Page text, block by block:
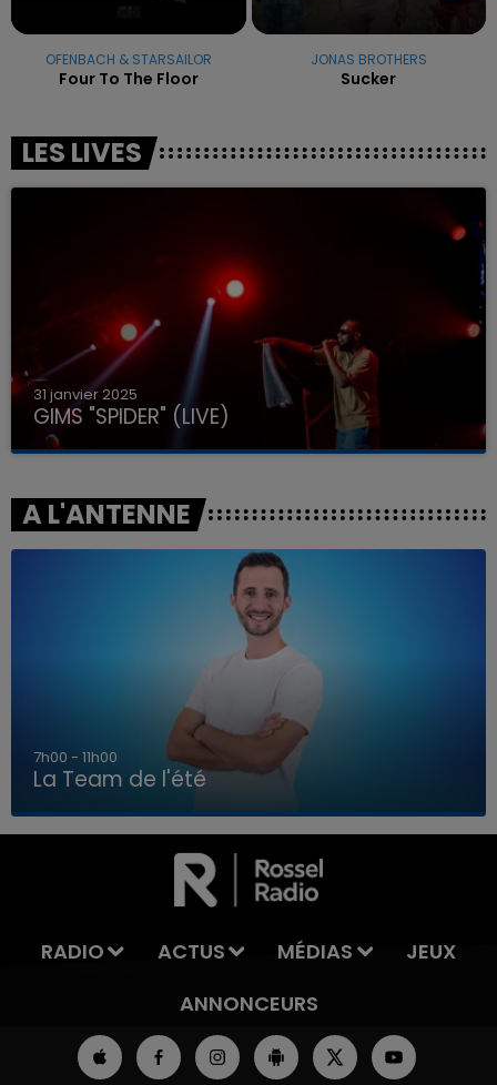
LA TEAM DE L'ÉTÉ
OFENBACH & STARSAILOR
Four To The Floor
JONAS BROTHERS
Sucker
LES LIVES
31 janvier 2025
GIMS "SPIDER" (LIVE)
A L'ANTENNE
7h00 - 11h00
La Team de l'été
RADIO ACTUS MÉDIAS
JEUX
ANNONCEURS